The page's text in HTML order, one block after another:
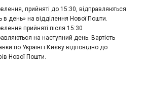
прийняті до 15:30, відправляються
в день» на відділення Нової Пошти.
прийняті після 15:30
на наступний день. Вартість
по Україні і Києву відповідно до
Нової Пошти.